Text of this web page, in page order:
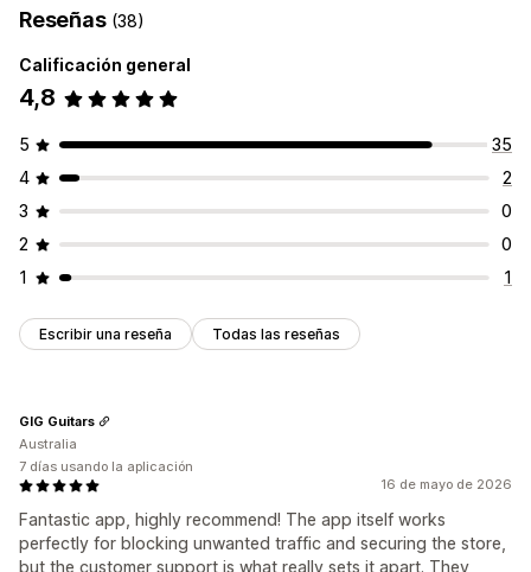
Reseñas (38)
Calificación general
4,8
5
35
4
2
3
0
2
0
1
1
Escribir una reseña Todas las reseñas
16 de mayo de 2026
Fantastic app, highly recommend! The app itself works
perfectly for blocking unwanted traffic and securing the store,
but the customer support is what really sets it apart. They
GIG Guitars
Australia
7 días usando la aplicación